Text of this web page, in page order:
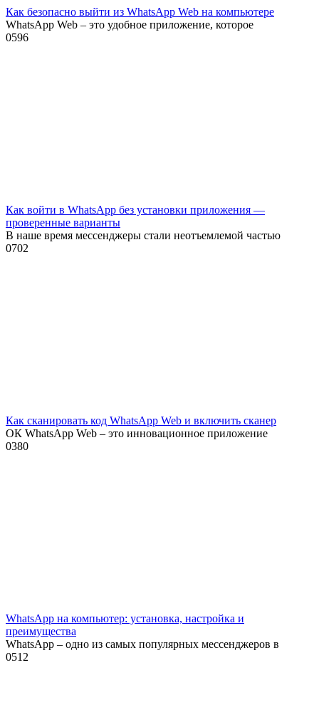
Как безопасно выйти из WhatsApp Web на компьютере
WhatsApp Web – это удобное приложение, которое
0596
Как войти в WhatsApp без установки приложения —
проверенные варианты
В наше время мессенджеры стали неотъемлемой частью
0702
Как сканировать код WhatsApp Web и включить сканер
ОК WhatsApp Web – это инновационное приложение
0380
WhatsApp на компьютер: установка, настройка и
преимущества
WhatsApp – одно из самых популярных мессенджеров в
0512